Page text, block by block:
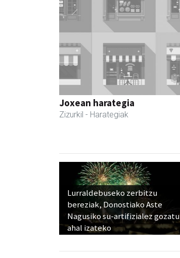
Joxean harategia
Zizurkil - Harategiak
Lurraldebuseko zerbitzu
bereziak, Donostiako Aste
Nagusiko su-artifizialez gozatu
ahal izateko